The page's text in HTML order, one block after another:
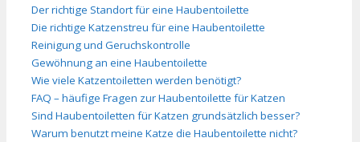
Der richtige Standort für eine Haubentoilette
Die richtige Katzenstreu für eine Haubentoilette
Reinigung und Geruchskontrolle
Gewöhnung an eine Haubentoilette
Wie viele Katzentoiletten werden benötigt?
FAQ – häufige Fragen zur Haubentoilette für Katzen
Sind Haubentoiletten für Katzen grundsätzlich besser?
Warum benutzt meine Katze die Haubentoilette nicht?